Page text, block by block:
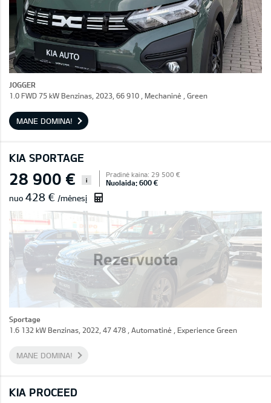
JOGGER
1.0 FWD 75 kW Benzinas, 2023, 66 910 , Mechaninė , Green
MANE DOMINA!
KIA SPORTAGE
Rezervuota
28 900 € i
Pradinė kaina: 29 500 €
Nuolaida: 600 €
nuo 428 € /mėnesį
Sportage
1.6 132 kW Benzinas, 2022, 47 478 , Automatinė , Experience Green
MANE DOMINA!
KIA PROCEED